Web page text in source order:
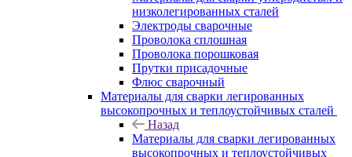
низколегированных сталей
Электроды сварочные
Проволока сплошная
Проволока порошковая
Прутки присадочные
Флюс сварочный
Материалы для сварки легированных
высокопрочных и теплоустойчивых сталей
Назад
Материалы для сварки легированных
высокопрочных и теплоустойчивых